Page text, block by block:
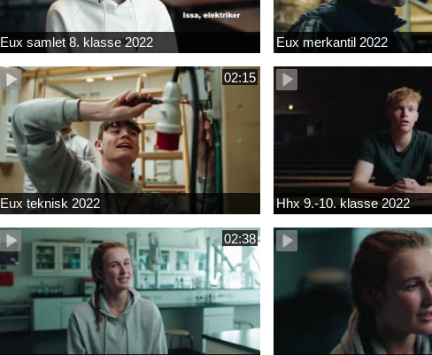
Eux samlet 8. klasse 2022 Eux merkantil 2022
02:15
Eux teknisk 2022 Hhx 9.-10. klasse 2022
02:38